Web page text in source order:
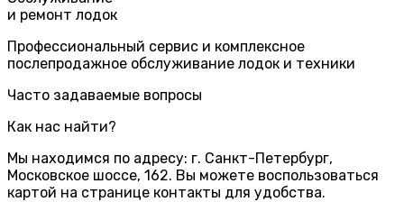
и ремонт лодок
Профессиональный сервис и комплексное
послепродажное обслуживание лодок и техники
Часто задаваемые вопросы
Как нас найти?
Мы находимся по адресу: г. Санкт-Петербург,
Московское шоссе, 162. Вы можете воспользоваться
картой на странице контакты для удобства.